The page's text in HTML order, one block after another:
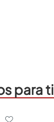
para ti